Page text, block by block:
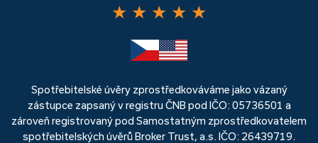
★ ★ ★ ★ ★
Spotřebitelské úvěry zprostředkováváme jako vázaný
zástupce zapsaný v registru ČNB pod IČO: 05736501 a
zároveň registrovaný pod Samostatným zprostředkovatelem
spotřebitelských úvěrů Broker Trust, a.s. IČO: 26439719.